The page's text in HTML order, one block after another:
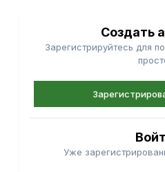
Создать
Зарегистрируйтесь для
Уже